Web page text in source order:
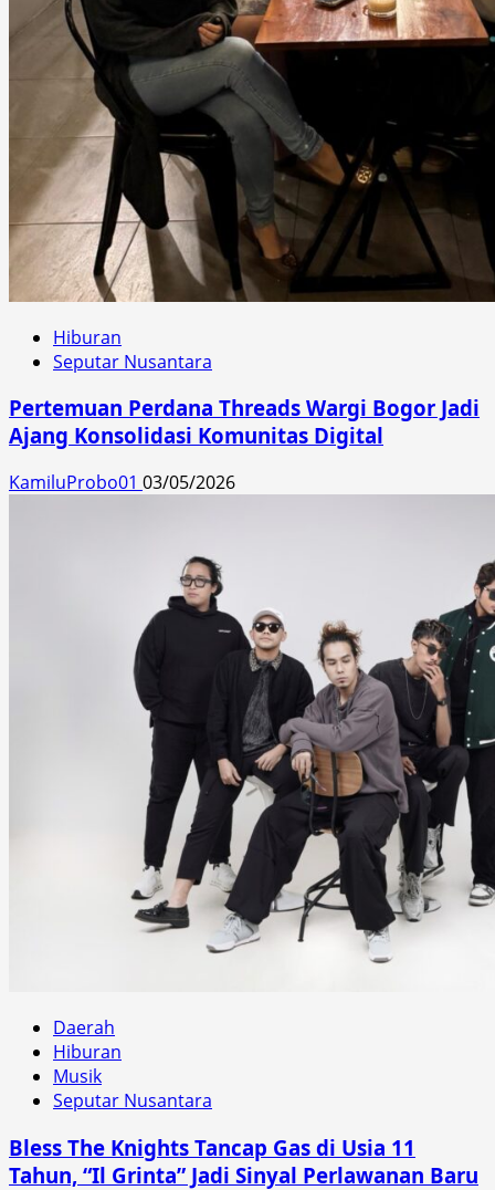
Hiburan
Seputar Nusantara
Pertemuan Perdana Threads Wargi Bogor Jadi
Ajang Konsolidasi Komunitas Digital
KamiluProbo01 03/05/2026
Daerah
Hiburan
Musik
Seputar Nusantara
Bless The Knights Tancap Gas di Usia 11
Tahun, “Il Grinta” Jadi Sinyal Perlawanan Baru